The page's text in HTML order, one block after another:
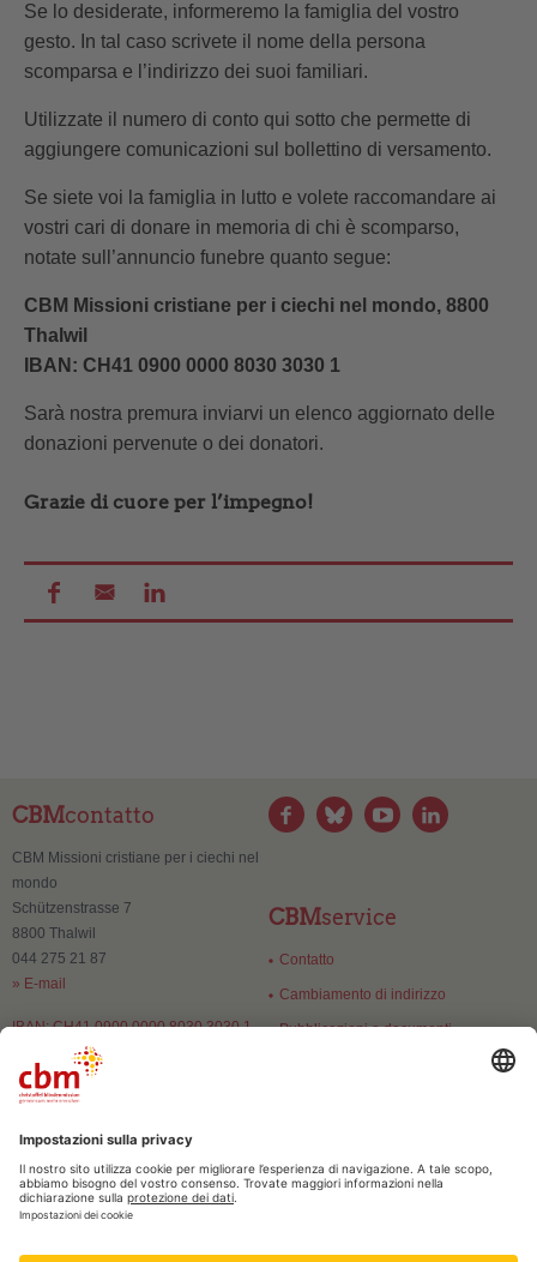
Se lo desiderate, informeremo la famiglia del vostro
gesto. In tal caso scrivete il nome della persona
scomparsa e l’indirizzo dei suoi familiari.
Utilizzate il numero di conto qui sotto che permette di
aggiungere comunicazioni sul bollettino di versamento.
Se siete voi la famiglia in lutto e volete raccomandare ai
vostri cari di donare in memoria di chi è scomparso,
notate sull’annuncio funebre quanto segue:
CBM Missioni cristiane per i ciechi nel mondo, 8800
Thalwil
IBAN: CH41 0900 0000 8030 3030 1
Sarà nostra premura inviarvi un elenco aggiornato delle
donazioni pervenute o dei donatori.
Grazie di cuore per l’impegno!
CBMcontatto
CBM Missioni cristiane per i ciechi nel
mondo
Schützenstrasse 7
8800 Thalwil
044 275 21 87
» E-mail
IBAN: CH41 0900 0000 8030 3030 1
Numero di esenzione:
CHE-106.084.071
CBMservice
Contatto
Cambiamento di indirizzo
Pubblicazioni e documenti